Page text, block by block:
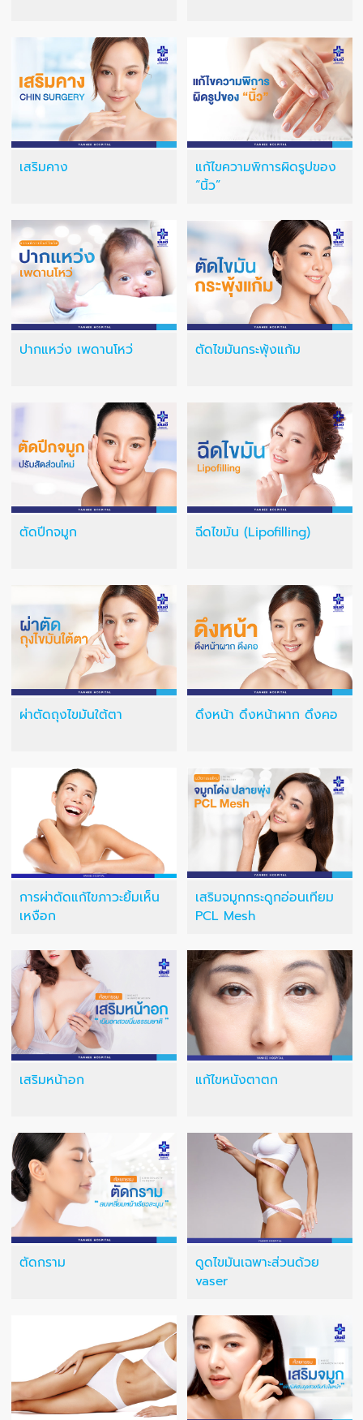
เสริมคาง
แก้ไขความพิการผิดรูปของ
“นิ้ว”
ปากแหว่ง เพดานโหว่ ตัดไขมันกระพุ้งแก้ม
ตัดปีกจมูก ฉีดไขมัน (Lipofilling)
ผ่าตัดถุงไขมันใต้ตา ดึงหน้า ดึงหน้าผาก ดึงคอ
การผ่าตัดแก้ไขภาวะยิ้มเห็น
เหงือก
เสริมจมูกกระดูกอ่อนเทียม
PCL Mesh
เสริมหน้าอก แก้ไขหนังตาตก
ตัดกราม
ดูดไขมันเฉพาะส่วนด้วย
vaser